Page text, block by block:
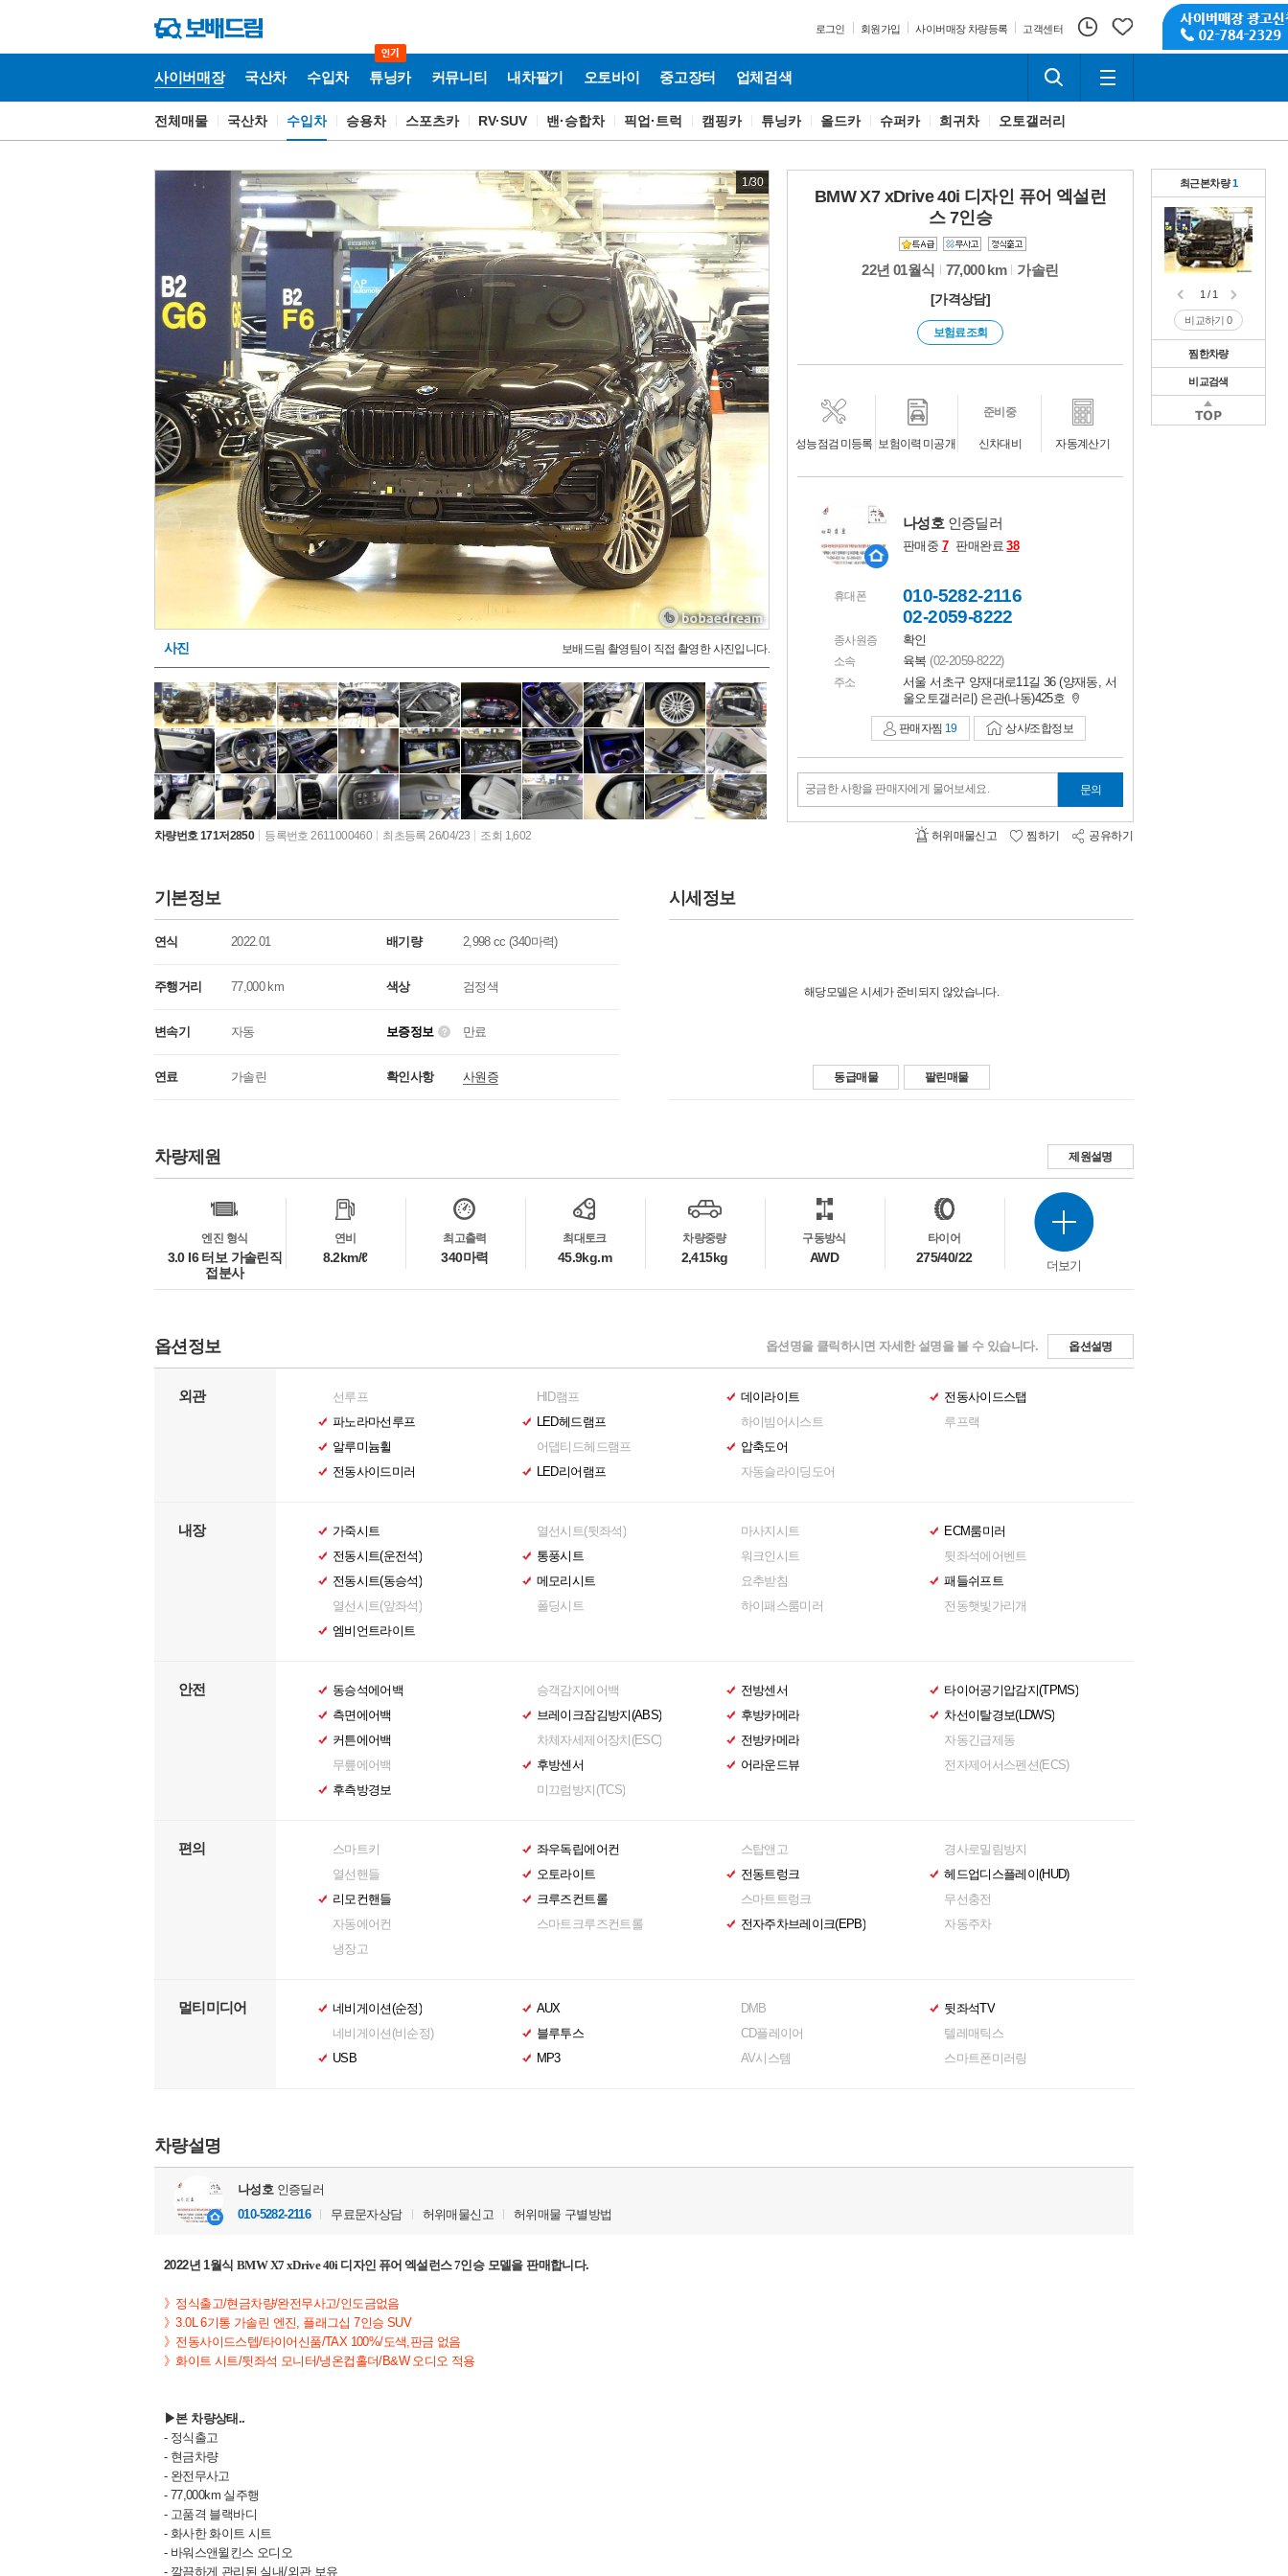
로그인 회원가입 사이버매장 차량등록 고객센터
사이버매장 국산차 수입차 튜닝카 커뮤니티 내차팔기 오토바이 중고장터 업체검색
사
전체매물 국산차 수입차 승용차 스포츠카 RV·SUV 밴·승합차 픽업·트럭 캠핑카 튜닝카 올드카 슈퍼카 희귀차 오토갤러리
1/30
사진 보배드림 촬영팀이 직접 촬영한 사진입니다.
차량번호 171저2850 등록번호 2611000460 최초등록 26/04/23 조회 1,602
BMW X7 xDrive 40i 디자인 퓨어 엑설런
스 7인승
22년 01월식 77,000 km 가솔린
[가격상담]
보험료조회
성능점검 미등록 보험이력 미공개 신차대비
준비중
자동계산기
나성호 인증딜러
판매중 7 판매완료38
휴대폰
010-5282-2116
02-2059-8222
종사원증 확인
소속 육복 (02-2059-8222)
주소
서울 서초구 양재대로11길 36 (양재동, 서
울오토갤러리) 은관(나동)425호
판매자찜 19 상사/조합정보
궁금한 사항을 판매자에게 물어보세요. 문의
허위매물신고 찜하기 공유하기
기본정보
연식 2022.01 배기량 2,998 cc (340마력)
주행거리 77,000 km 색상 검정색
변속기 자동 보증정보 만료
연료 가솔린 확인사항 사원증
시세정보
해당모델은 시세가 준비되지 않았습니다.
동급매물 팔린매물
차량제원
제원설명
엔진 형식
3.0 I6 터보 가솔린직
접분사
연비
8.2km/ℓ
최고출력
340마력
최대토크
45.9kg.m
차량중량
2,415kg
구동방식
AWD
타이어
275/40/22
더보기
옵션정보 옵션명을 클릭하시면 자세한 설명을 볼 수 있습니다. 옵션설명
외관
선루프
파노라마선루프
알루미늄휠
전동사이드미러
HID램프
LED헤드램프
어댑티드헤드램프
LED리어램프
데이라이트
하이빔어시스트
압축도어
자동슬라이딩도어
전동사이드스탭
루프랙
내장
가죽시트
전동시트(운전석)
전동시트(동승석)
열선시트(앞좌석)
열선시트(뒷좌석)
통풍시트
메모리시트
폴딩시트
마사지시트
워크인시트
요추받침
하이패스룸미러
ECM룸미러
뒷좌석에어벤트
패들쉬프트
전동햇빛가리개
엠비언트라이트
안전
동승석에어백
측면에어백
커튼에어백
무릎에어백
승객감지에어백
브레이크잠김방지(ABS)
차체자세제어장치(ESC)
후방센서
전방센서
후방카메라
전방카메라
어라운드뷰
타이어공기압감지(TPMS)
차선이탈경보(LDWS)
자동긴급제동
전자제어서스펜션(ECS)
후측방경보
미끄럼방지(TCS)
편의
스마트키
열선핸들
리모컨핸들
자동에어컨
좌우독립에어컨
오토라이트
크루즈컨트롤
스마트크루즈컨트롤
스탑앤고
전동트렁크
스마트트렁크
전자주차브레이크(EPB)
경사로밀림방지
헤드업디스플레이(HUD)
무선충전
자동주차
냉장고
멀티미디어
네비게이션(순정)
네비게이션(비순정)
USB
AUX
블루투스
MP3
DMB
CD플레이어
AV시스템
뒷좌석TV
텔레매틱스
스마트폰미러링
차량설명
나성호인증딜러
010-5282-2116
무료문자상담 허위매물신고 허위매물 구별방법
2022년 1월식 BMW X7 xDrive 40i 디자인 퓨어 엑설런스 7인승모델을 판매합니다.
》정식출고/현금차량/완전무사고/인도금없음
》3.0L 6기통 가솔린 엔진, 플래그십 7인승 SUV
》전동사이드스텝/타이어신품/TAX 100%/도색,판금 없음
》화이트 시트/뒷좌석 모니터/냉온컵홀더/B&W 오디오 적용
▶본 차량상태..
- 정식출고
- 현금차량
- 완전무사고
- 77,000km 실주행
- 고품격 블랙바디
- 화사한 화이트 시트
- 바워스앤윌킨스 오디오
- 깔끔하게 관리된 실내/외관 보유
최근본차량1
1 / 1
비교하기0
찜한차량
1 / 1
비교하기
비교검색
1 / 1